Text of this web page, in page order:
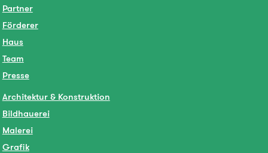
Partner
Förderer
Haus
Team
Presse
Architektur & Konstruktion
Bildhauerei
Malerei
Grafik